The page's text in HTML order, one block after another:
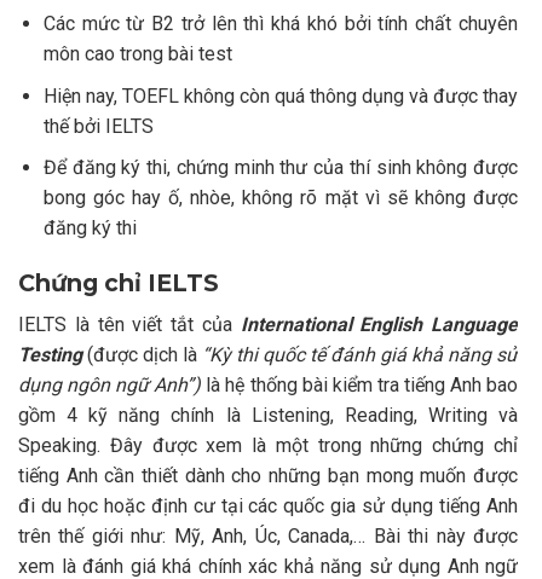
Các mức từ B2 trở lên thì khá khó bởi tính chất chuyên
môn cao trong bài test
Hiện nay, TOEFL không còn quá thông dụng và được thay
thế bởi IELTS
Để đăng ký thi, chứng minh thư của thí sinh không được
bong góc hay ố, nhòe, không rõ mặt vì sẽ không được
đăng ký thi
Chứng chỉ IELTS
IELTS là tên viết tắt củaInternational English Language
Testing(được dịch là “Kỳ thi quốc tế đánh giá khả năng sử
dụng ngôn ngữ Anh”) là hệ thống bài kiểm tra tiếng Anh bao
gồm 4 kỹ năng chính là Listening, Reading, Writing và
Speaking. Đây được xem là một trong những chứng chỉ
tiếng Anh cần thiết dành cho những bạn mong muốn được
đi du học hoặc định cư tại các quốc gia sử dụng tiếng Anh
trên thế giới như: Mỹ, Anh, Úc, Canada,… Bài thi này được
xem là đánh giá khá chính xác khả năng sử dụng Anh ngữ